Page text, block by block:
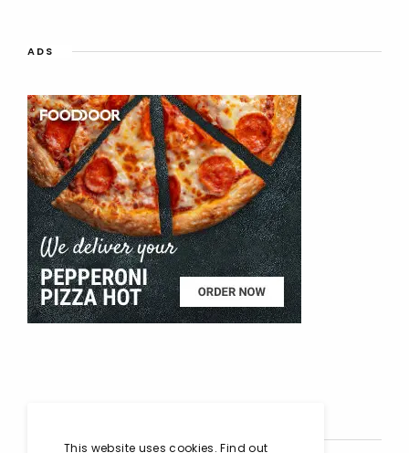
ADS
This website uses cookies. Find out